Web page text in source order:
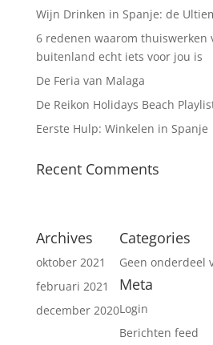
Wijn Drinken in Spanje: de
6 redenen waarom thuiswerken
buitenland echt iets voor jou is
De Feria van Malaga
De Reikon Holidays Beach
Eerste Hulp: Winkelen in Spanje
Recent Comments
Archives
oktober 2021
februari 2021
december 2020
Categories
Geen onderdeel
Meta
Login
Berichten feed